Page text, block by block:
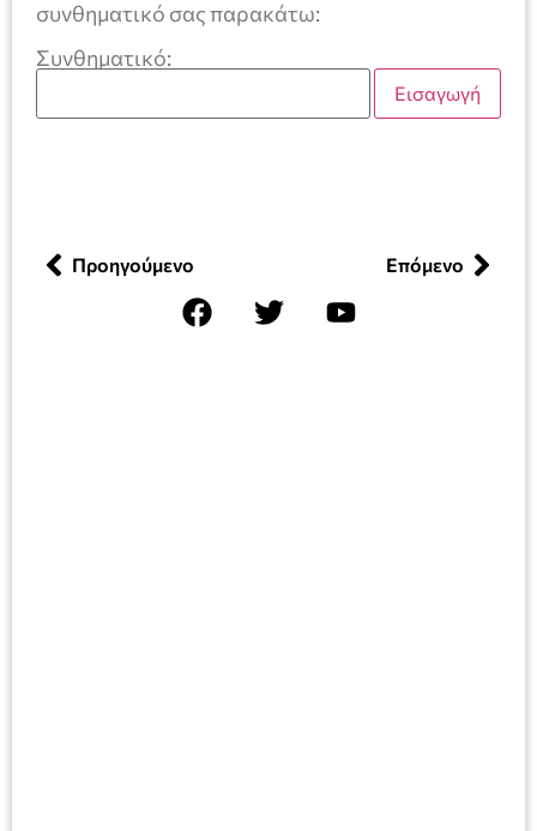
συνθηματικό σας παρακάτω:
Συνθηματικό:
Προηγούμενο Επόμενο